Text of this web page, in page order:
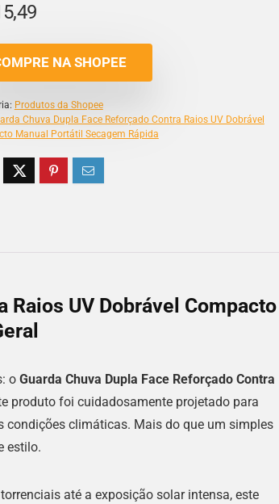
NA SHOPEE
Produtos da Shopee
Chuva Dupla Face Reforçado Contra Raios UV Dobrável
Manual Portátil Secagem Rápida
Raios UV Dobrável Compacto
o Guarda Chuva Dupla Face Reforçado Contra
produto foi cuidadosamente projetado para
condições climáticas. Mais do que um simples
estilo.
até a exposição solar intensa, este